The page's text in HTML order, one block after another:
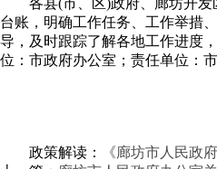
各县(市、区)政府、廊坊开
台账，明确工作任务、工作举措
导，及时跟踪了解各地工作进度
位：市政府办公室；责任单位：
政策解读：
《廊坊市人民政